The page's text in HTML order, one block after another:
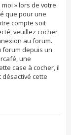
» lors de votre
que pour une
compte soit
veuillez cocher
au forum.
forum depuis un
une
case à cocher, il
cette